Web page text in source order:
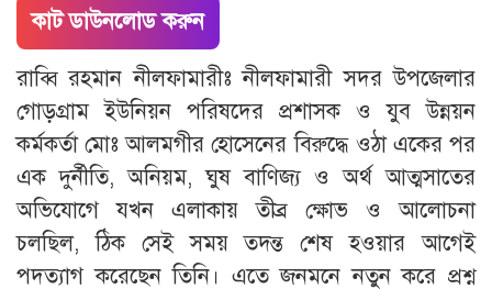
কাট ডাউনলোড করুন
রাব্বি রহমান নীলফামারীঃ নীলফামারী সদর উপজেলার
গোড়গ্রাম ইউনিয়ন পরিষদের প্রশাসক ও যুব উন্নয়ন
কর্মকর্তা মোঃ আলমগীর হোসেনের বিরুদ্ধে ওঠা একের পর
এক দুর্নীতি, অনিয়ম, ঘুষ বাণিজ্য ও অর্থ আত্মসাতের
অভিযোগে যখন এলাকায় তীব্র ক্ষোভ ও আলোচনা
চলছিল, ঠিক সেই সময় তদন্ত শেষ হওয়ার আগেই
পদত্যাগ করেছেন তিনি। এতে জনমনে নতুন করে প্রশ্ন